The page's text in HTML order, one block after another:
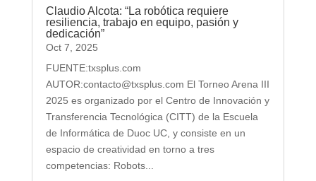
Claudio Alcota: “La robótica requiere
resiliencia, trabajo en equipo, pasión y
dedicación”
Oct 7, 2025
FUENTE:txsplus.com
AUTOR:contacto@txsplus.com El Torneo Arena III
2025 es organizado por el Centro de Innovación y
Transferencia Tecnológica (CITT) de la Escuela
de Informática de Duoc UC, y consiste en un
espacio de creatividad en torno a tres
competencias: Robots...